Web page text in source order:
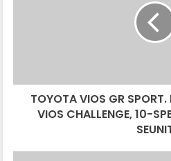
10-
SPEEDTOYOTA VIOS GR
VIOS CHALLENGE, 10-